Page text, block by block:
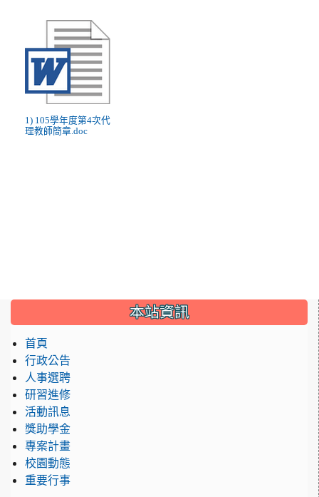
1) 105學年度第4次代
理教師簡章.doc
::: 本站資訊
首頁
行政公告
人事選聘
研習進修
活動訊息
獎助學金
專案計畫
校園動態
重要行事